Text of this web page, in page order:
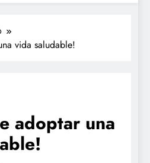
vida saludable!
adoptar una